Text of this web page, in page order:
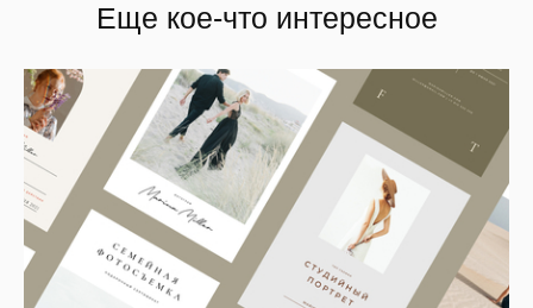
Еще кое-что интересное